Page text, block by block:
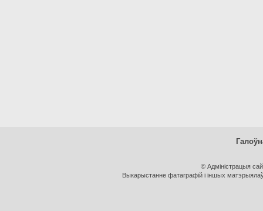
© Адміністрацыя
Выкарыстанне фатаграфій і іншых